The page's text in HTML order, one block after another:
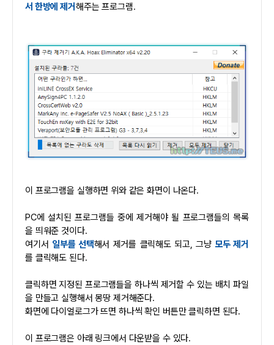
서 한방에 제거 해주는 프로그램.
이 프로그램을 실행하면 위와 같은 화면이 나온다.
PC에 설치된 프로그램들 중에 제거해야 될 프로그램들의 목록
을 띄워준 것이다.
여기서 일부를 선택해서 제거를 클릭해도 되고, 그냥모두 제거
를 클릭해도 된다.
클릭하면 지정된 프로그램들을 하나씩 제거할 수 있는 배치 파일
을 만들고 실행해서 몽땅 제거해준다.
화면에 다이얼로그가 뜨면 하나씩 확인 버튼만 클릭하면 된다.
이 프로그램은 아래 링크에서 다운받을 수 있다.